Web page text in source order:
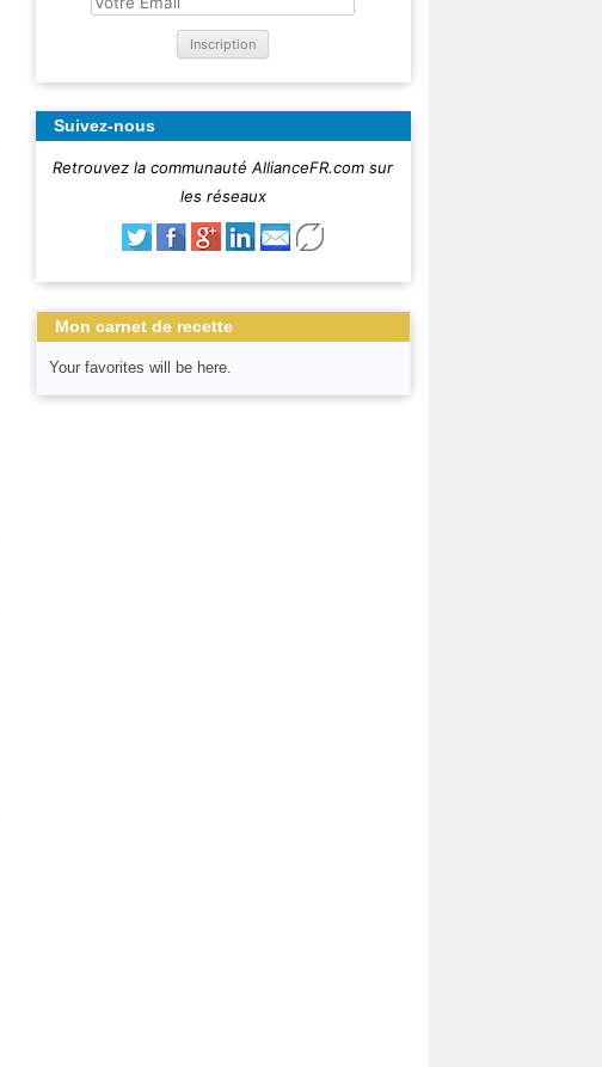
Suivez-nous
Retrouvez la communauté AllianceFR.com sur
les réseaux
Mon carnet de recette
Your favorites will be here.